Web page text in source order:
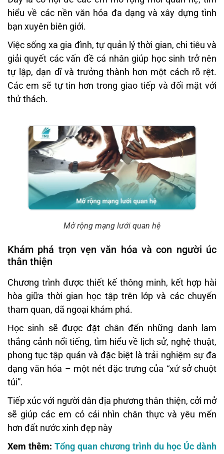
hiểu về các nền văn hóa đa dạng và xây dựng tình
bạn xuyên biên giới.
Việc sống xa gia đình, tự quản lý thời gian, chi tiêu và
giải quyết các vấn đề cá nhân giúp học sinh trở nên
tự lập, dạn dĩ và trưởng thành hơn một cách rõ rệt.
Các em sẽ tự tin hơn trong giao tiếp và đối mặt với
thử thách.
Mở rộng mạng lưới quan hệ
Khám phá trọn vẹn văn hóa và con người úc
thân thiện
Chương trình được thiết kế thông minh, kết hợp hài
hòa giữa thời gian học tập trên lớp và các chuyến
tham quan, dã ngoại khám phá.
Học sinh sẽ được đặt chân đến những danh lam
thắng cảnh nổi tiếng, tìm hiểu về lịch sử, nghệ thuật,
phong tục tập quán và đặc biệt là trải nghiệm sự đa
dạng văn hóa – một nét đặc trưng của “xứ sở chuột
túi”.
Tiếp xúc với người dân địa phương thân thiện, cởi mở
sẽ giúp các em có cái nhìn chân thực và yêu mến
hơn đất nước xinh đẹp này
Xem thêm: Tổng quan chương trình du học Úc dành